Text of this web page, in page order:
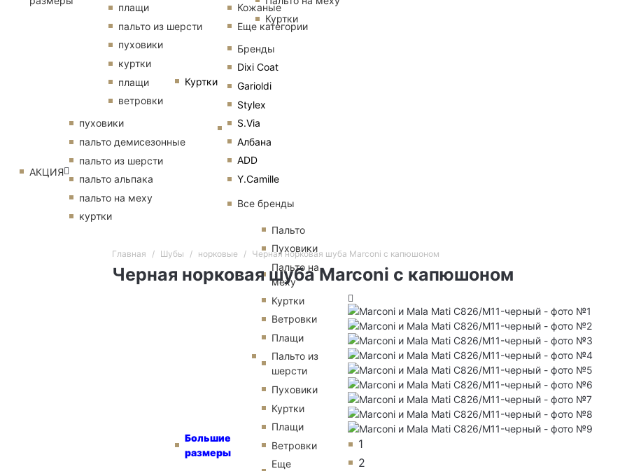
Куртки
Кожаные
Еще категории
Бренды
Dixi Coat
Garioldi
Stylex
S.Via
Албана
ADD
Y.Camille
Все бренды
Большие
размеры
Пальто
Пуховики
Пальто на
меху
Куртки
Ветровки
Плащи
Пальто из
шерсти
Пуховики
Куртки
Плащи
Ветровки
Еще
плащи
пальто из шерсти
пуховики
куртки
плащи
ветровки
АКЦИЯ
пуховики
пальто демисезонные
пальто из шерсти
пальто альпака
пальто на меху
куртки
Куртки
Главная Шубы норковые Черная норковая шуба Marconi с капюшоном
Черная норковая шуба Marconi с капюшоном
1
2